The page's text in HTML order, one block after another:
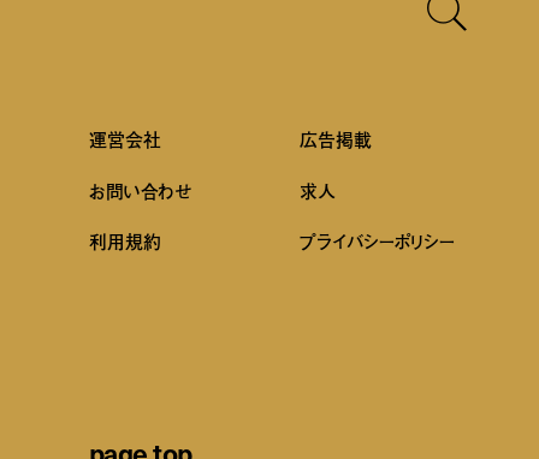
運営会社
広告掲載
お問い合わせ
求人
利用規約
プライバシーポリシー